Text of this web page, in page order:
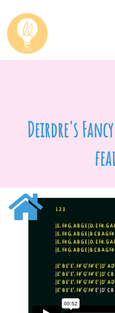
Deirdre's